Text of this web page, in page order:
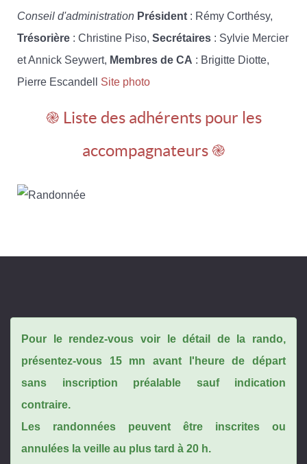
Conseil d'administration Président : Rémy Corthésy,
Trésorière : Christine Piso, Secrétaires : Sylvie Mercier
et Annick Seywert, Membres de CA : Brigitte Diotte,
Pierre Escandell Site photo
֎ Liste des adhérents pour les
accompagnateurs ֎
Pour le rendez-vous voir le détail de la rando,
présentez-vous 15 mn avant l'heure de départ
sans inscription préalable sauf indication
contraire.
Les randonnées peuvent être inscrites ou
annulées la veille au plus tard à 20 h.